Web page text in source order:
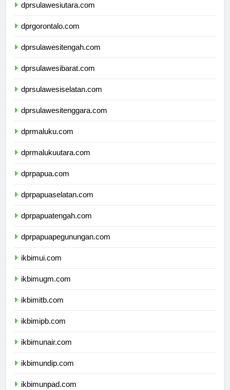
dprsulawesiutara.com
dprgorontalo.com
dprsulawesitengah.com
dprsulawesibarat.com
dprsulawesiselatan.com
dprsulawesitenggara.com
dprmaluku.com
dprmalukuutara.com
dprpapua.com
dprpapuaselatan.com
dprpapuatengah.com
dprpapuapegunungan.com
ikbimui.com
ikbimugm.com
ikbimitb.com
ikbimipb.com
ikbimunair.com
ikbimundip.com
ikbimunpad.com